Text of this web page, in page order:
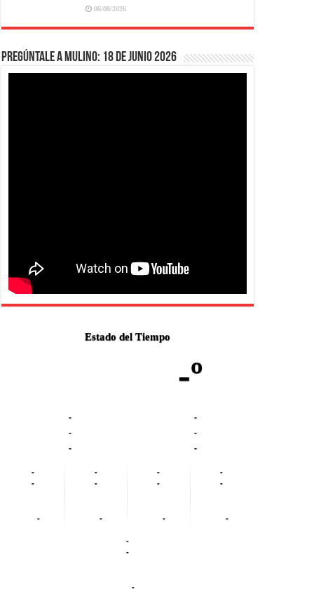
06/08/2026
Pregúntale a Mulino: 18 de junio 2026
Estado del Tiempo
-º
-
-
-
-
-
-
-
-
-
-
-
-
-
-
-
-
-
-
-
-
-